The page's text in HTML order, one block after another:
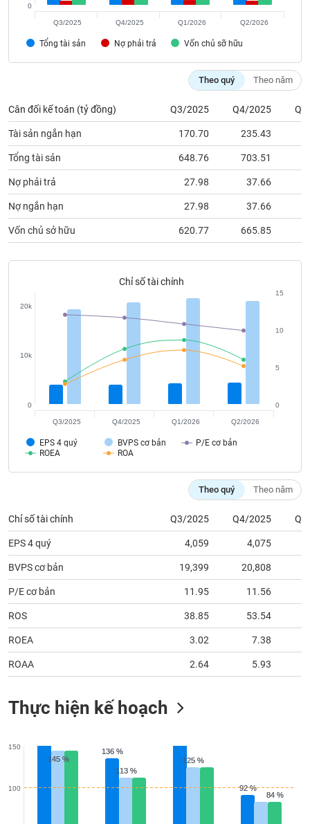
Tổng tài sản Nợ phải trả Vốn chủ sỡ hữu
0
Q3/2025 Q4/2025 Q1/2026 Q2/2026
Theo quý Theo năm
Cân đối kế toán (tỷ đồng) Q3/2025 Q4/2025
Tài sản ngắn hạn 170.70 235.43
Tổng tài sản 648.76 703.51
Nợ phải trả 27.98 37.66
Nợ ngắn hạn 27.98 37.66
Vốn chủ sở hữu 620.77 665.85
Chỉ số tài chính
EPS 4 quý BVPS cơ bản
P/E cơ bản
ROEA
ROA
0
10k
20k
0
5
10
15
Q3/2025 Q4/2025 Q1/2026 Q2/2026
Theo quý Theo năm
Chỉ số tài chính Q3/2025 Q4/2025
EPS 4 quý 4,059 4,075
BVPS cơ bản 19,399 20,808
P/E cơ bản 11.95 11.56
ROS 38.85 53.54
ROEA 3.02 7.38
ROAA 2.64 5.93
Thực hiện kế hoạch
136 %
136 %
92 %
92 %
145 %
145 %
113 %
113 %
125 %
125 %
84 %
84 %
100
150
Sách
cụ
đầu
Truyền
tài
chính